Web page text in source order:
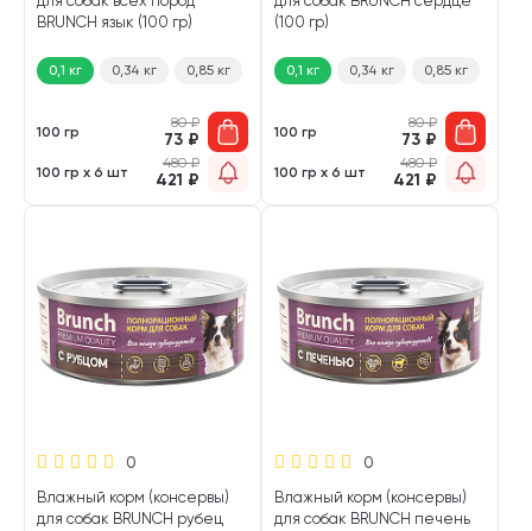
BRUNCH язык (100 гр)
0,1 кг 0,34 кг 0,85 кг
100 гр
80₽
73 ₽
100 гр х 6 шт
480₽
421 ₽
(100 гр)
0,1 кг 0,34 кг 0,85 кг
100 гр
80₽
73 ₽
100 гр х 6 шт
480₽
421 ₽
0
Влажный корм (консервы)
для собак BRUNCH рубец
0
Влажный корм (консервы)
для собак BRUNCH печень